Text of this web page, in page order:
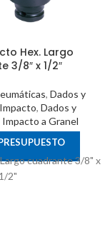
Hex. Largo
3/8″ x 1/2″
, Dados y
,Dados y
a Granel
cuadrante 3/8" x
1/2"